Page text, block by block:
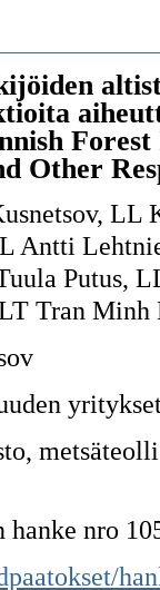
Forest
Other
Antti
Putus,
Tran Minh
hanke nro